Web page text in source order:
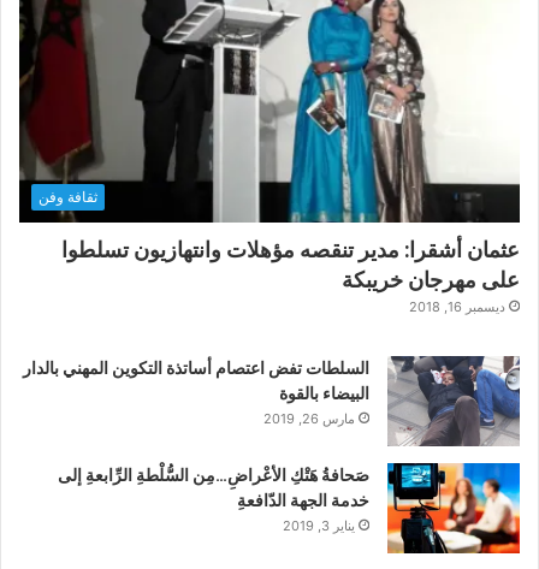
ثقافة وفن
عثمان أشقرا: مدير تنقصه مؤهلات وانتهازيون تسلطوا
على مهرجان خريبكة
ديسمبر 16, 2018
السلطات تفض اعتصام أساتذة التكوين المهني بالدار
البيضاء بالقوة
مارس 26, 2019
صَحافةُ هَتْكِ الأعْراضِ…مِن السُّلْطةِ الرِّابعةِ إلى
خدمة الجهة الدّافعةِ
يناير 3, 2019